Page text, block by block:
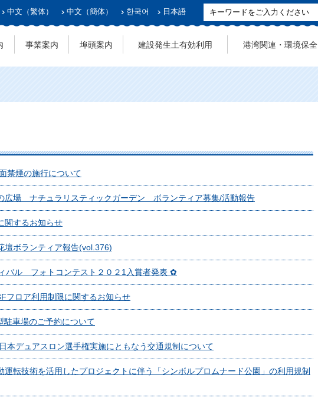
中文（繁体） 中文（簡体） 한국어 日本語
事業案内 埠頭案内 建設発生土有効利用 港湾関連・環境保全
禁煙の施行について
広場 ナチュラリスティックガーデン ボランティア募集/活動報告
関するお知らせ
壇ボランティア報告(vol.376)
バル フォトコンテスト２０２1入賞者発表 ✿
フロア利用制限に関するお知らせ
車場のご予約について
本デュアスロン選手権実施にともなう交通規制について
運転技術を活用したプロジェクトに伴う「シンボルプロムナード公園」の利用規制